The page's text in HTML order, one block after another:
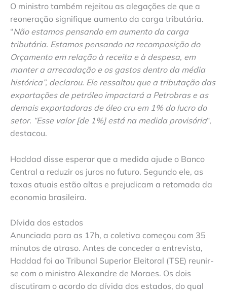
O ministro também rejeitou as alegações de que a
reoneração signifique aumento da carga tributária.
“Não estamos pensando em aumento da carga
tributária. Estamos pensando na recomposição do
Orçamento em relação à receita e à despesa, em
manter a arrecadação e os gastos dentro da média
histórica”, declarou. Ele ressaltou que a tributação das
exportações de petróleo impactará a Petrobras e as
demais exportadoras de óleo cru em 1% do lucro do
setor. “Esse valor [de 1%] está na medida provisória“,
destacou.
Haddad disse esperar que a medida ajude o Banco
Central a reduzir os juros no futuro. Segundo ele, as
taxas atuais estão altas e prejudicam a retomada da
economia brasileira.
Dívida dos estados
Anunciada para as 17h, a coletiva começou com 35
minutos de atraso. Antes de conceder a entrevista,
Haddad foi ao Tribunal Superior Eleitoral (TSE) reunir-
se com o ministro Alexandre de Moraes. Os dois
discutiram o acordo da dívida dos estados, do qual